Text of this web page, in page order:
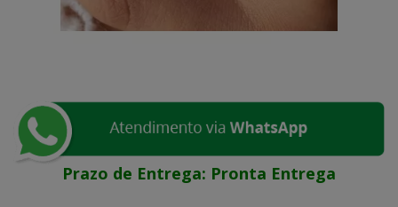
Prazo de Entrega: Pronta Entrega